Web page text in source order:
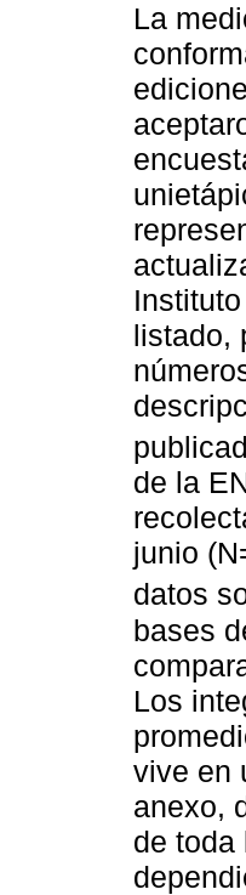
La
listado,
de la
junio
datos
bases
Los
vive en
anexo,
de toda